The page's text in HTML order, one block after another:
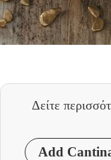
Δείτε
Add